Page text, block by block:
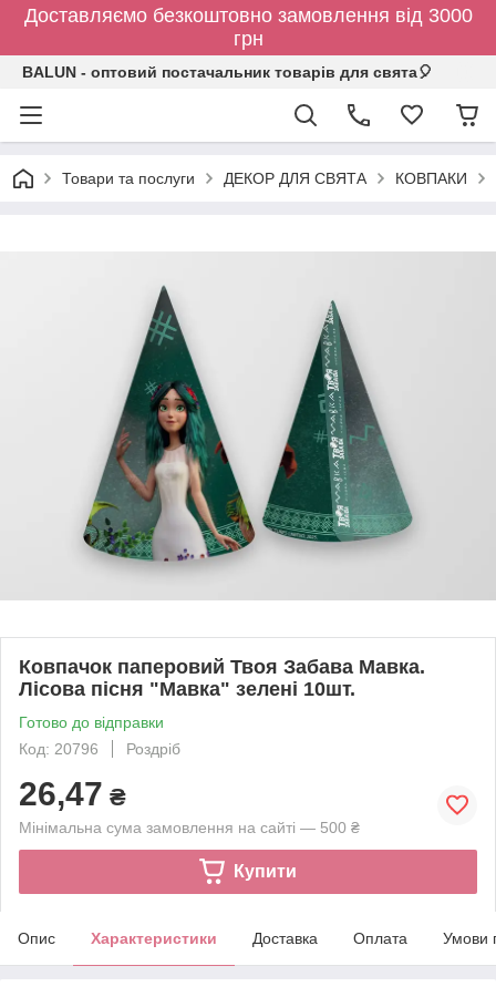
Доставляємо безкоштовно замовлення від 3000
грн
BALUN - оптовий постачальник товарів для свята🎈
Товари та послуги ДЕКОР ДЛЯ СВЯТА КОВПАКИ
Ковпачок паперовий Твоя Забава Мавка.
Лісова пісня "Мавка" зелені 10шт.
Готово до відправки
Код: 20796
Роздріб
26,47 ₴
Мінімальна сума замовлення на сайті — 500 ₴
Купити
Опис Характеристики Доставка Оплата Умови